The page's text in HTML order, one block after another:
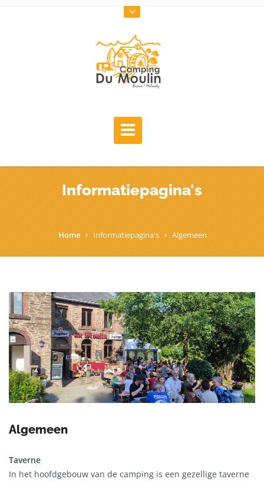
Informatiepagina's
Home Informatiepagina's Algemeen
Algemeen
Taverne
In het hoofdgebouw van de camping is een gezellige taverne